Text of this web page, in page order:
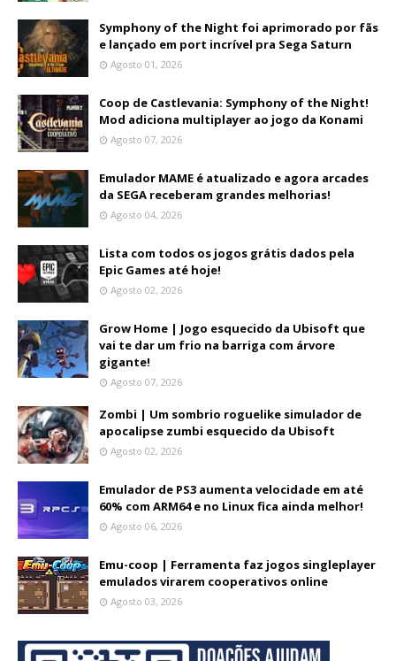
Symphony of the Night foi aprimorado por fãs
e lançado em port incrível pra Sega Saturn
Agosto 01, 2026
Coop de Castlevania: Symphony of the Night!
Mod adiciona multiplayer ao jogo da Konami
Agosto 07, 2026
Emulador MAME é atualizado e agora arcades
da SEGA receberam grandes melhorias!
Agosto 04, 2026
Lista com todos os jogos grátis dados pela
Epic Games até hoje!
Agosto 02, 2026
Grow Home | Jogo esquecido da Ubisoft que
vai te dar um frio na barriga com árvore
gigante!
Agosto 07, 2026
Zombi | Um sombrio roguelike simulador de
apocalipse zumbi esquecido da Ubisoft
Agosto 02, 2026
Emulador de PS3 aumenta velocidade em até
60% com ARM64 e no Linux fica ainda melhor!
Agosto 06, 2026
Emu-coop | Ferramenta faz jogos singleplayer
emulados virarem cooperativos online
Agosto 03, 2026